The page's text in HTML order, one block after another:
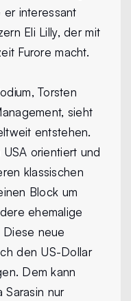
er interessant
Eli Lilly, der mit
Furore macht.
Torsten
sieht
entstehen.
orientiert und
klassischen
Block um
ehemalige
neue
den US-Dollar
Dem kann
Sarasin nur